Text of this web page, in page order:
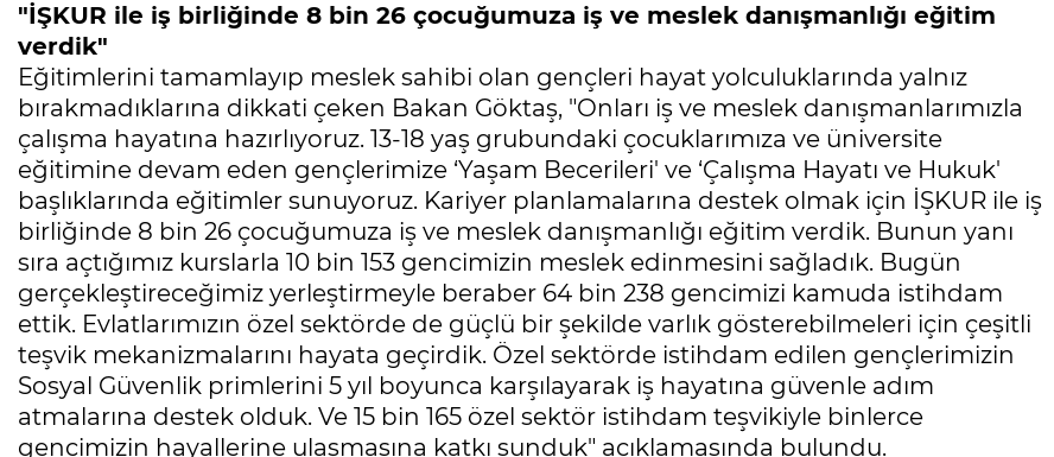
"İŞKUR ile iş birliğinde 8 bin 26 çocuğumuza iş ve meslek danışmanlığı eğitim
verdik"
Eğitimlerini tamamlayıp meslek sahibi olan gençleri hayat yolculuklarında yalnız
bırakmadıklarına dikkati çeken Bakan Göktaş, "Onları iş ve meslek danışmanlarımızla
çalışma hayatına hazırlıyoruz. 13-18 yaş grubundaki çocuklarımıza ve üniversite
eğitimine devam eden gençlerimize ‘Yaşam Becerileri' ve ‘Çalışma Hayatı ve Hukuk'
başlıklarında eğitimler sunuyoruz. Kariyer planlamalarına destek olmak için İŞKUR ile iş
birliğinde 8 bin 26 çocuğumuza iş ve meslek danışmanlığı eğitim verdik. Bunun yanı
sıra açtığımız kurslarla 10 bin 153 gencimizin meslek edinmesini sağladık. Bugün
gerçekleştireceğimiz yerleştirmeyle beraber 64 bin 238 gencimizi kamuda istihdam
ettik. Evlatlarımızın özel sektörde de güçlü bir şekilde varlık gösterebilmeleri için çeşitli
teşvik mekanizmalarını hayata geçirdik. Özel sektörde istihdam edilen gençlerimizin
Sosyal Güvenlik primlerini 5 yıl boyunca karşılayarak iş hayatına güvenle adım
atmalarına destek olduk. Ve 15 bin 165 özel sektör istihdam teşvikiyle binlerce
gencimizin hayallerine ulaşmasına katkı sunduk" açıklamasında bulundu.